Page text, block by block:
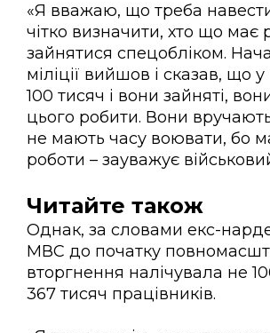
«Я вважаю, що треба
чітко визначити, хто що має
зайнятися спецобліком.
міліції вийшов і сказав, що у
100 тисяч і вони зайняті,
цього робити. Вони вручають
не мають часу воювати, бо
роботи – зауважує
Читайте також
Однак, за словами екс-
МВС до початку
вторгнення налічувала не
367 тисяч працівників.